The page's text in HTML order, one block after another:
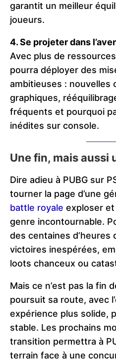
garantit un meilleur
joueurs.
4. Se projeter dans
Avec plus de
pourra déployer des
ambitieuses : nouvelles
graphiques,
fréquents et pourquoi
inédites sur console.
Une fin, mais aussi
Dire adieu à PUBG sur
tourner la page d’une
battle royale exploser et
genre incontournable.
des centaines d’heures
victoires inespérées,
loots chanceux ou
Mais ce n’est pas la fin
poursuit sa route, avec
expérience plus solide,
stable. Les prochains
transition permettra à
terrain face à une